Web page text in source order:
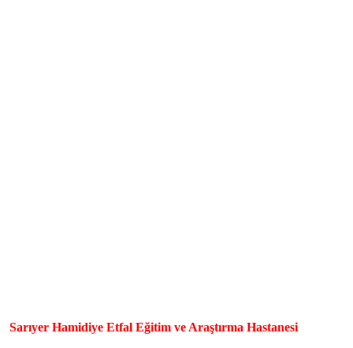
Sarıyer Hamidiye Etfal Eğitim ve Araştırma Hastanesi